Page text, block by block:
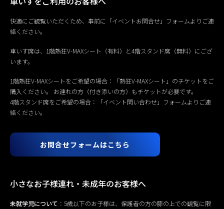
快適にご観覧いただくため、事前に「イベントお問合せ」フォームよりご連
絡ください。
車いす席は、1階熱狂V-MAXシート（有料）と4階スタンド席（無料）にござ
います。
1階熱狂V-MAXシートをご希望の場合：「熱狂V-MAXシート」のチケットをご
購入ください。 お連れの方（付き添いの方）もチケットが必要です。
4階スタンド席をご希望の場合：「イベント問い合わせ」フォームよりご連
絡ください。
お問合せフォームはこちら
小さなお子様連れ・未成年のお客様へ
未就学児について ：5歳以下のお子様は、保護者の方の膝の上での観覧に限